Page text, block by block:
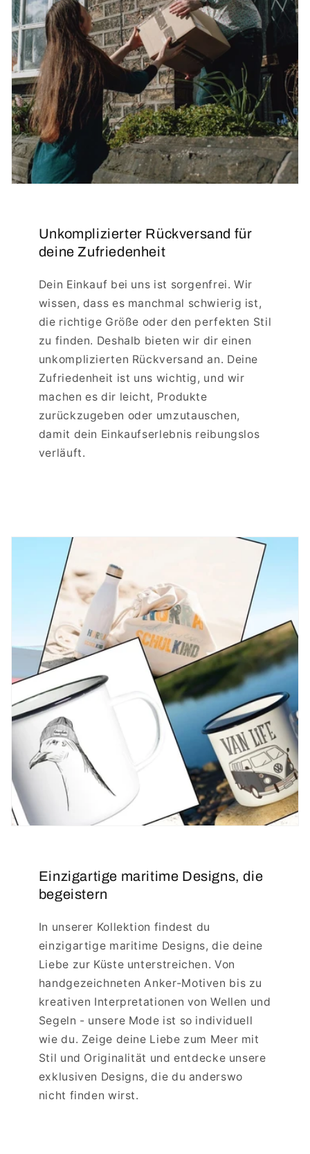
Unkomplizierter Rückversand für
deine Zufriedenheit
Dein Einkauf bei uns ist sorgenfrei. Wir
wissen, dass es manchmal schwierig ist,
die richtige Größe oder den perfekten Stil
zu finden. Deshalb bieten wir dir einen
unkomplizierten Rückversand an. Deine
Zufriedenheit ist uns wichtig, und wir
machen es dir leicht, Produkte
zurückzugeben oder umzutauschen,
damit dein Einkaufserlebnis reibungslos
verläuft.
Einzigartige maritime Designs, die
begeistern
In unserer Kollektion findest du
einzigartige maritime Designs, die deine
Liebe zur Küste unterstreichen. Von
handgezeichneten Anker-Motiven bis zu
kreativen Interpretationen von Wellen und
Segeln - unsere Mode ist so individuell
wie du. Zeige deine Liebe zum Meer mit
Stil und Originalität und entdecke unsere
exklusiven Designs, die du anderswo
nicht finden wirst.